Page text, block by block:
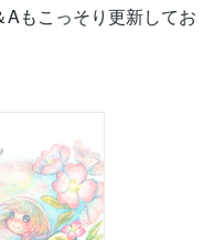
もこっそり更新してお